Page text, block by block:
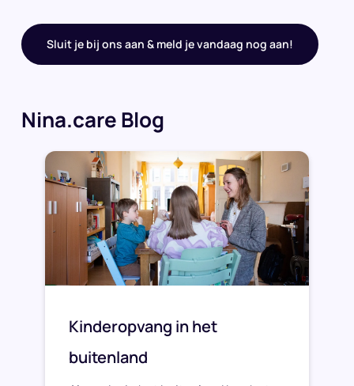
Sluit je bij ons aan & meld je vandaag nog aan!
Nina.care Blog
Kinderopvang in het
buitenland